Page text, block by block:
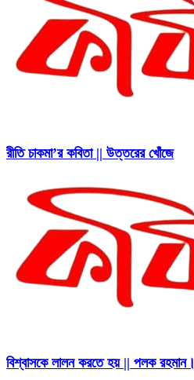
রীতি চাকমা’র কবিতা || উত্তরের খোঁজে
বিশ্বাসকে লালন করতে হয় || পলক রহমান।